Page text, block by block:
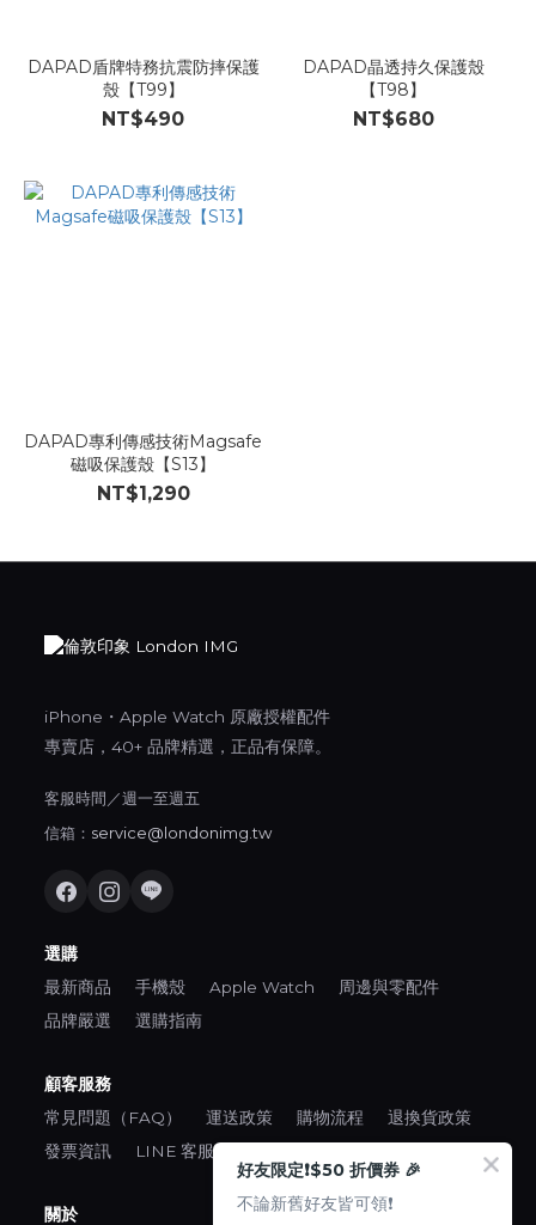
DAPAD盾牌特務抗震防摔保護
殼【T99】
NT$490
DAPAD晶透持久保護殼
【T98】
NT$680
DAPAD專利傳感技術Magsafe
磁吸保護殼【S13】
NT$1,290
iPhone・Apple Watch 原廠授權配件
專賣店，40+ 品牌精選，正品有保障。
客服時間／週一至週五
信箱： service@londonimg.tw
選購
最新商品 手機殼 Apple Watch
周邊與零配件
品牌嚴選
選購指南
顧客服務
常見問題（FAQ） 運送政策 購物流程
退換貨政策
發票資訊
LINE 客服
關於
好友限定❗️$50 折價券 🎉
不論新舊好友皆可領❗️